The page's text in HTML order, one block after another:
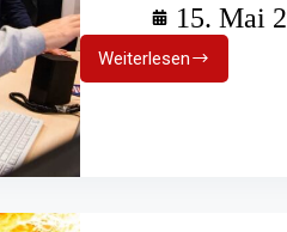
15. Mai
Weiterlesen
empfing